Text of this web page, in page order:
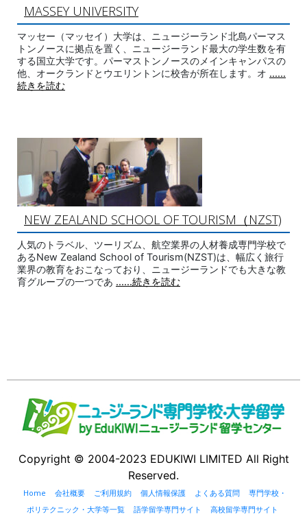
MASSEY UNIVERSITY
マッセー（マッセイ）大学は、ニュージーランド北島パーマス
トンノースに拠点を置く、ニュージーランド最大の学生数を有
する国立大学です。パーマストンノースのメインキャンパスの
他、オークランドとウエリントンに校舎が所在します。オ ......
続きを読む
NEW ZEALAND SCHOOL OF TOURISM（NZST)
人気のトラベル、ツーリズム、航空業界の人材養成専門学校で
あるNew Zealand School of Tourism(NZST)は、幅広く旅行
業界の教育をおこなっており、ニュージーランドでも大きな教
育グループの一つであ ......続きを読む
Copyright © 2004-2023 EDUKIWI LIMITED All Right
Reserved.
Home 会社概要 ご利用規約 個人情報保護 よくある質問
専門学校・
ポリテクニック・大学等一覧
語学留学専門サイト 高校留学専門サイト